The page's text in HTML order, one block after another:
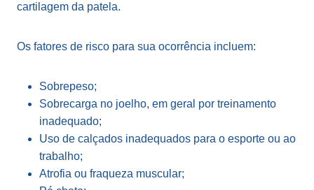
cartilagem da patela.
Os fatores de risco para sua ocorrência incluem:
Sobrepeso;
Sobrecarga no joelho, em geral por treinamento
inadequado;
Uso de calçados inadequados para o esporte ou ao
trabalho;
Atrofia ou fraqueza muscular;